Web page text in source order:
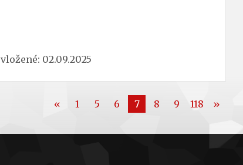
vložené: 02.09.2025
« 1 5 6 7 8 9 118 »